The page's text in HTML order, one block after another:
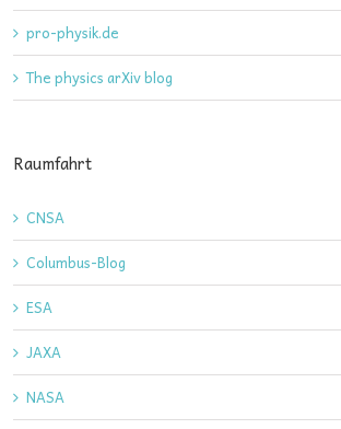
pro-physik.de
The physics arXiv blog
Raumfahrt
CNSA
Columbus-Blog
ESA
JAXA
NASA